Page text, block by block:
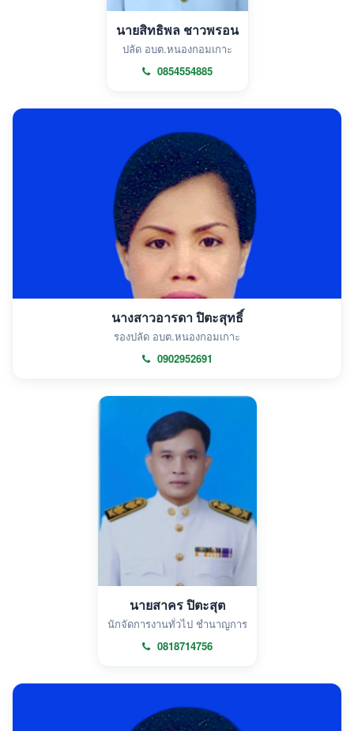
นายสิทธิพล ชาวพรอน
ปลัด อบต.หนองกอมเกาะ
0854554885
นางสาวอารดา ปิตะสุทธิ์
รองปลัด อบต.หนองกอมเกาะ
0902952691
นายสาคร ปิตะสุต
นักจัดการงานทั่วไป ชำนาญการ
0818714756